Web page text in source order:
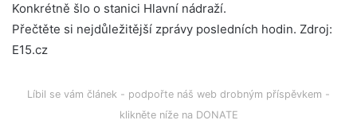
Konkrétně šlo o stanici Hlavní nádraží.
Přečtěte si nejdůležitější zprávy posledních hodin. Zdroj:
E15.cz
Líbil se vám článek - podpořte náš web drobným příspěvkem -
klikněte níže na DONATE